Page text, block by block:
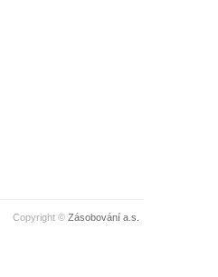
Copyright © Zásobování a.s.